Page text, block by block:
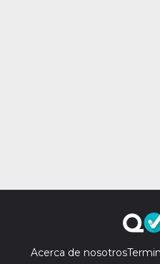
Acerca de nosotros